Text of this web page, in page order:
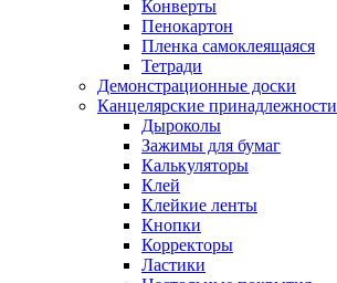
Конверты
Пенокартон
Пленка самоклеящаяся
Тетради
Демонстрационные доски
Канцелярские принадлежности
Дыроколы
Зажимы для бумаг
Калькуляторы
Клей
Клейкие ленты
Кнопки
Корректоры
Ластики